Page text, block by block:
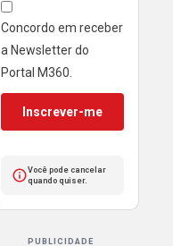
Concordo em receber
a Newsletter do
Portal M360.
Inscrever-me
Você pode cancelar
quando quiser.
PUBLICIDADE